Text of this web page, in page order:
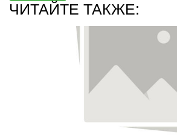
ЧИТАЙТЕ ТАКЖЕ: